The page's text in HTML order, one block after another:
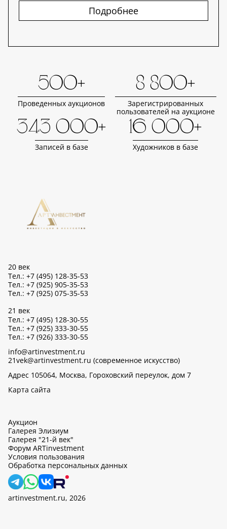
Подробнее
500+
Проведенных аукционов
8 800+
Зарегистрированных
пользователей на аукционе
343 000+
Записей в базе
16 000+
Художников в базе
20 век
Тел.: +7 (495) 128-35-53
Тел.: +7 (925) 905-35-53
Тел.: +7 (925) 075-35-53
21 век
Тел.: +7 (495) 128-30-55
Тел.: +7 (925) 333-30-55
Тел.: +7 (926) 333-30-55
info@artinvestment.ru
21vek@artinvestment.ru (современное искусство)
Адрес 105064, Москва, Гороховский переулок, дом 7
Карта сайта
Аукцион
Галерея Элизиум
Галерея "21-й век"
Форум ARTinvestment
Условия пользования
Обработка персональных данных
artinvestment.ru, 2026